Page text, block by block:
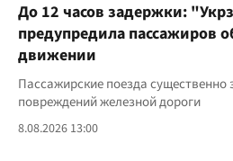
До 12 часов задержки:
предупредила пассажиров
движении
Пассажирские поезда
повреждений железной дороги
8.08.2026 13:00